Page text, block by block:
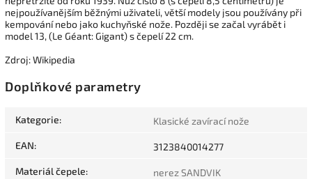
nejpoužívanějším běžnými uživateli, větší modely jsou používány při
kempování nebo jako kuchyňské nože. Později se začal vyrábět i
model 13, (Le Géant: Gigant) s čepelí 22 cm.
Zdroj: Wikipedia
Doplňkové parametry
Kategorie: Klasické zavírací nože
EAN: 3123840014277
Materiál čepele: nerez SANDVIK